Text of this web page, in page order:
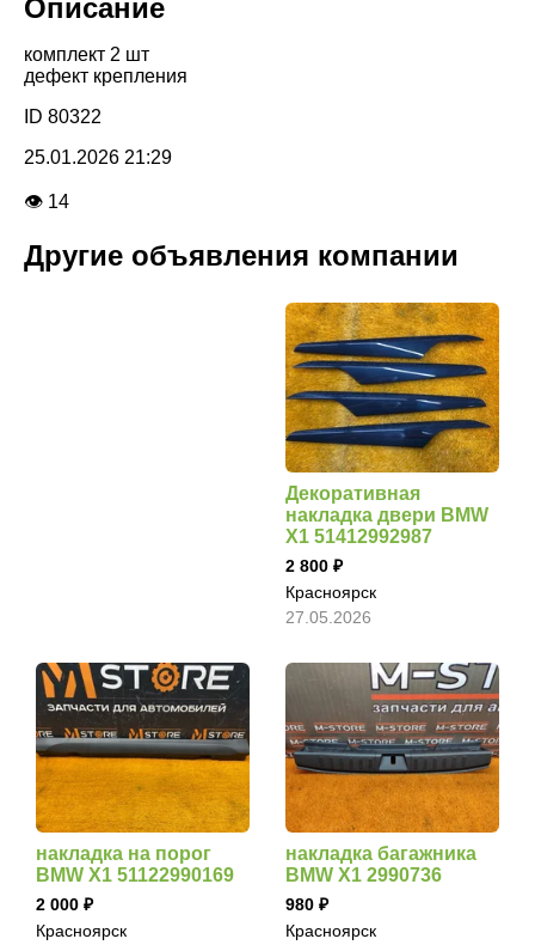
Описание
комплект 2 шт
дефект крепления
ID 80322
25.01.2026 21:29
👁 14
Другие объявления компании
Декоративная
накладка двери BMW
X1 51412992987
2 800
Красноярск
27.05.2026
накладка на порог
BMW X1 51122990169
2 000
Красноярск
накладка багажника
BMW X1 2990736
980
Красноярск